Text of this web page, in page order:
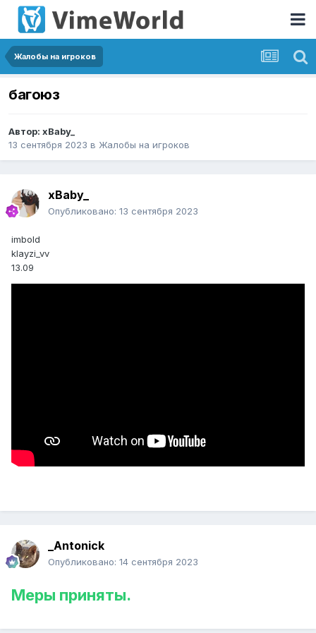
Жалобы на игроков
багоюз
Автор: xBaby_
13 сентября 2023 в Жалобы на игроков
xBaby_
Опубликовано: 13 сентября 2023
imbold
klayzi_vv
13.09
_Antonick
Опубликовано: 14 сентября 2023
Меры приняты.